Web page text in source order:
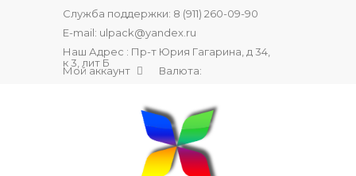
Служба поддержки: 8 (911) 260-09-90
E-mail: ulpack@yandex.ru
Наш Адрес : Пр-т Юрия Гагарина, д 34,
к 3, лит Б
Мой аккаунт Валюта: